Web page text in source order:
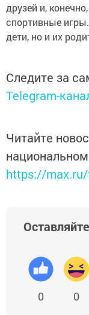
друзей и,
спортивные
дети, но и их
Следите за
Telegram-
Читайте
https://
0 0